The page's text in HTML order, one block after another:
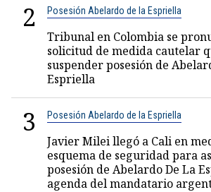
2 Posesión Abelardo de la Espriella
Tribunal en Colombia se
solicitud de medida cautelar
suspender posesión de
Espriella
3 Posesión Abelardo de la Espriella
Javier Milei llegó a Cali en
esquema de seguridad para
posesión de Abelardo De La
agenda del mandatario